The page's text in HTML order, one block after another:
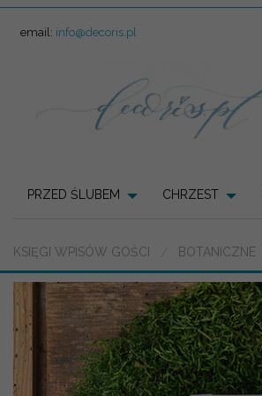
email: info@decoris.pl
PRZED ŚLUBEM CHRZEST
KSIĘGI WPISÓW GOŚCI BOTANICZNE